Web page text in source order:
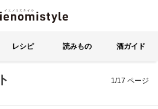
イエノミスタイル 家飲みを楽
レシピ 読みもの 酒ガイド
1/17 ページ